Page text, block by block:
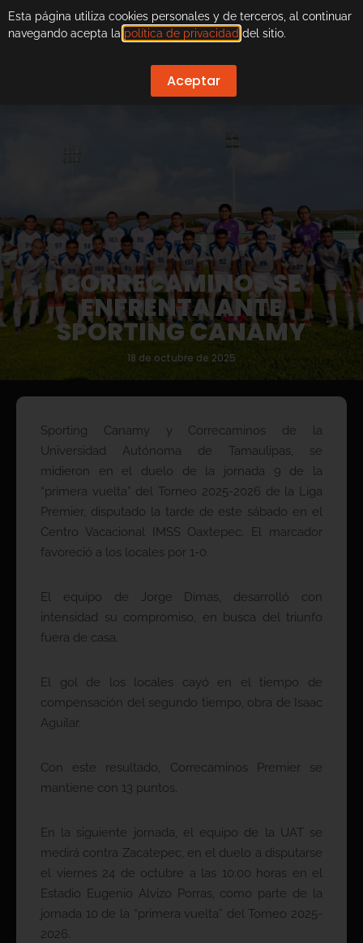
CORRECAMINOS SE
ENFRENTA ANTE
SPORTING CANAMY
18 de octubre de 2025
Sporting Canamy y Correcaminos de la
Universidad Autónoma de Tamaulipas, se
midieron en el duelo de la jornada 9 de la
“primera vuelta” del Torneo 2025-2026 de la Liga
Premier, disputado la tarde de este sábado en el
Centro Vacacional IMSS Oaxtepec. El marcador
favoreció a los locales por 1-0.
El equipo de Jorge Dimas, desarrolló con
intensidad su compromiso, en busca del triunfo
fuera de casa.
El gol de los locales cayó en el tiempo de
compensación del segundo tiempo, obra de Isaac
Aguilar.
Con este resultado, Correcaminos Premier se
mantiene con 13 puntos.
En la siguiente jornada, el equipo de la UAT se
medirá contra Zacatepec, en el duelo a disputarse
el viernes 24 de octubre a las 10:00 horas en el
Estadio Eugenio Alvizo Porras, como parte de la
jornada 10 de la “primera vuelta” del Torneo 2025-
2026.
Esta página utiliza cookies personales y de terceros, al continuar
navegando acepta la política de privacidad del sitio.
Aceptar